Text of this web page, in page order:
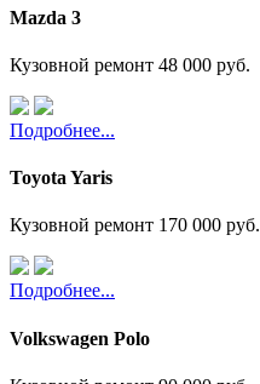
Mazda 3
Кузовной ремонт 48 000 руб.
Подробнее...
Toyota Yaris
Кузовной ремонт 170 000 руб.
Подробнее...
Volkswagen Polo